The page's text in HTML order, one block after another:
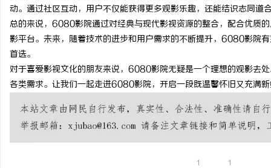
动。通过社区互动，用户不仅能获得更多观影乐趣，还能结识志同道
总的来说，6080影院通过对经典与现代影视资源的整合，配合优质
影平台。未来，随着技术的进步和用户需求的不断提升，6080影院
首选。
对于喜爱影视文化的朋友来说，6080影院无疑是一个理想的观影去
各类需求。让我们一起走进6080影院，开启一段既温馨怀旧又充满
1 1